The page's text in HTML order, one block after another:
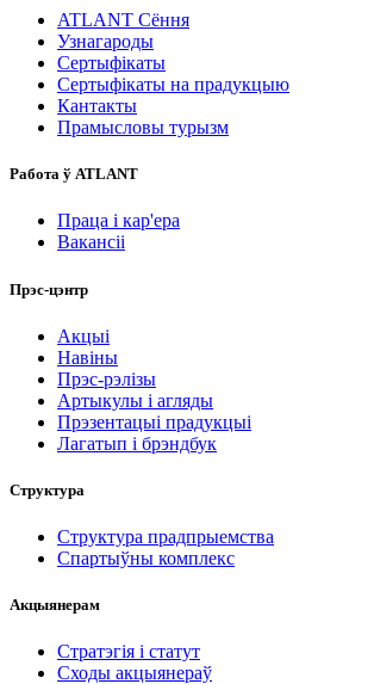
ATLANT Сёння
Узнагароды
Сертыфікаты
Сертыфікаты на прадукцыю
Кантакты
Прамысловы турызм
Работа ў ATLANT
Праца і кар'ера
Вакансіі
Прэс-цэнтр
Акцыі
Навіны
Прэс-рэлізы
Артыкулы і агляды
Прэзентацыі прадукцыі
Лагатып і брэндбук
Структура
Структура прадпрыемства
Спартыўны комплекс
Акцыянерам
Стратэгія і статут
Сходы акцыянераў